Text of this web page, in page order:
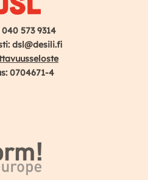
573 9314
dsl@desili.fi
0704671-4